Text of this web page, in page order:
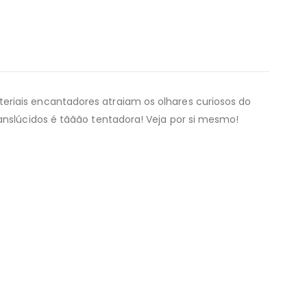
encantadores atraiam os olhares curiosos do
é tããão tentadora! Veja por si mesmo!